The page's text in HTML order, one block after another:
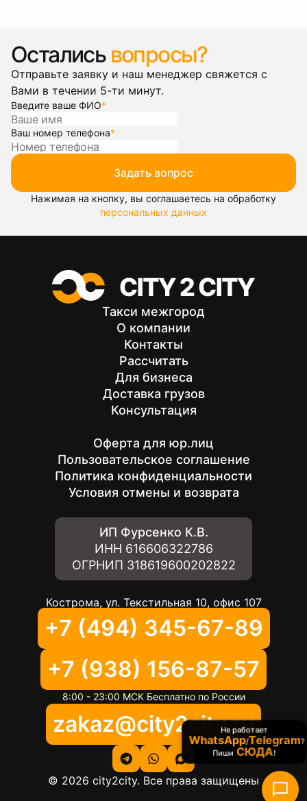
Остались вопросы?
Отправьте заявку и наш менеджер свяжется с
Вами в течении 5-ти минут.
Введите ваше ФИО*
Ваш номер телефона*
Задать вопрос
Нажимая на кнопку, вы соглашаетесь на обработку
персональных данных
Такси межгород
О компании
Контакты
Рассчитать
Для бизнеса
Доставка грузов
Консультация
Оферта для юр.лиц
Пользовательское соглашение
Политика конфиденциальности
Условия отмены и возврата
ИП Фурсенко К.В.
ИНН 616606322786
ОГРНИП 318619600202822
Кострома, ул. Текстильная 10, офис 107
+7 (494) 345-67-89
+7 (938) 156-87-57
8:00 - 23:00 МСК Бесплатно по России
zakaz@city2city.ru
© 2026 city2city. Все права защищены
Не работает
WhatsApp/Telegram?
Пиши СЮДА!